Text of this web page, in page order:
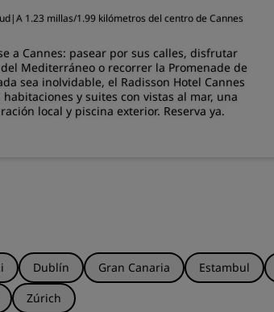
|A 1.23 millas/1.99 kilómetros del centro de Cannes
a Cannes: pasear por sus calles, disfrutar
Mediterráneo o recorrer la Promenade de
sea inolvidable, el Radisson Hotel Cannes
y suites con vistas al mar, una
local y piscina exterior. Reserva ya.
Dublín Gran Canaria Estambul
Zúrich